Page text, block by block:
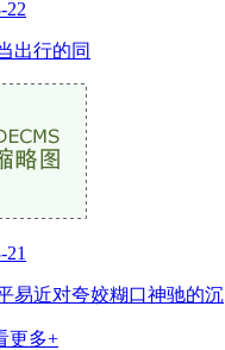
22
出行的同
21
易近对夸姣糊口神驰的沉
更多+